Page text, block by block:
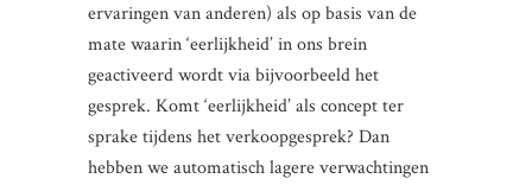
ervaringen van anderen) als op basis van de
mate waarin ‘eerlijkheid’ in ons brein
geactiveerd wordt via bijvoorbeeld het
gesprek. Komt ‘eerlijkheid’ als concept ter
sprake tijdens het verkoopgesprek? Dan
hebben we automatisch lagere verwachtingen